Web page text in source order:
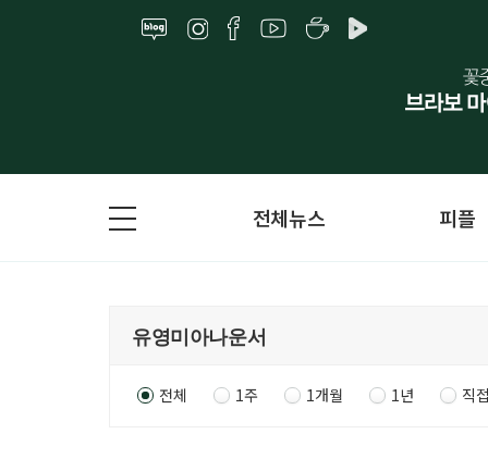
전체뉴스 피플
전체 1주 1개월 1년 직